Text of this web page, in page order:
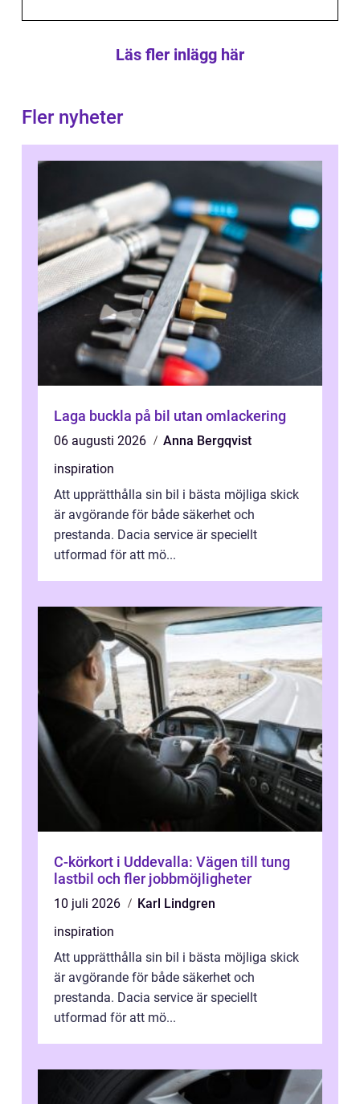
Läs fler inlägg här
Fler nyheter
Laga buckla på bil utan omlackering
06 augusti 2026
Anna Bergqvist
inspiration
Att upprätthålla sin bil i bästa möjliga skick
är avgörande för både säkerhet och
prestanda. Dacia service är speciellt
utformad för att mö...
C-körkort i Uddevalla: Vägen till tung
lastbil och fler jobbmöjligheter
10 juli 2026
Karl Lindgren
inspiration
Att upprätthålla sin bil i bästa möjliga skick
är avgörande för både säkerhet och
prestanda. Dacia service är speciellt
utformad för att mö...